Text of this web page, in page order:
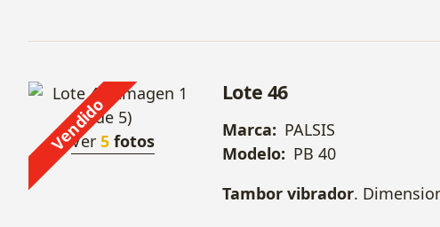
Vendido
Ver5 fotos
Lote 46
Marca: PALSIS
Modelo: PB 40
Tambor vibrador.